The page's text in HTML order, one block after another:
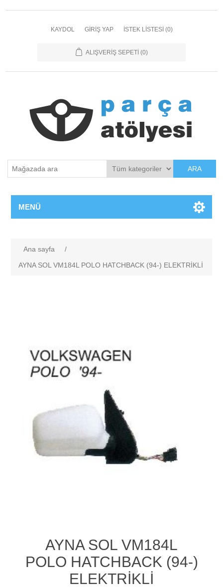
KAYDOL GIRIŞ YAP İSTEK LISTESI (0)
ALIŞVERIŞ SEPETI (0)
ARA
MENÜ
Ana sayfa
/
AYNA SOL VM184L POLO HATCHBACK (94-) ELEKTRİKLİ
AYNA SOL VM184L
POLO HATCHBACK (94-)
ELEKTRİKLİ